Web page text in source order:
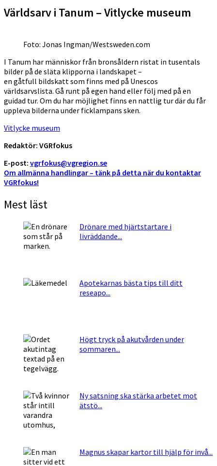
Världsarv i Tanum – Vitlycke museum
Foto: Jonas Ingman/Westsweden.com
I Tanum har människor från bronsåldern ristat in tusentals
bilder på de släta klipporna i landskapet –
en gåtfull bildskatt som finns med på Unescos
världsarvslista. Gå runt på egen hand eller följ med på en
guidad tur. Om du har möjlighet finns en nattlig tur där du får
uppleva bilderna under ficklampans sken.
Vitlycke museum
Redaktör: VGRfokus
E-post: vgrfokus@vgregion.se
Om allmänna handlingar – tänk på detta när du kontaktar
VGRfokus!
Mest läst
Drönare med hjärtstartare i
livräddande...
Apotekarnas bästa tips till ditt
reseapo...
Högt tryck på akutvården under
sommaren...
Ny satsning ska stärka arbetet mot
ätstö...
Magnus skapar kartor till hjälp för invå...